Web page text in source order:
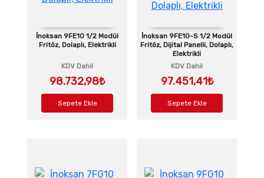
İnoksan 9FE10 1/2 Modül
Fritöz, Dolaplı, Elektrikli
KDV Dahil
98.732,98₺
Sepete Ekle
İnoksan 9FE10-S 1/2 Modül
Fritöz, Dijital Panelli, Dolaplı,
Elektrikli
KDV Dahil
97.451,41₺
Sepete Ekle